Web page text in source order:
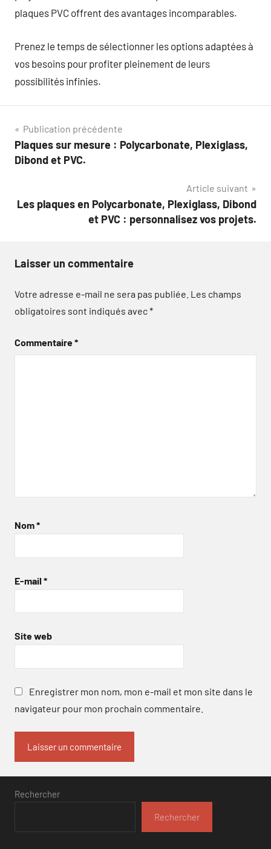
plaques PVC offrent des avantages incomparables.
Prenez le temps de sélectionner les options adaptées à
vos besoins pour profiter pleinement de leurs
possibilités infinies.
Navigation
de
Publication précédente
Plaques sur mesure : Polycarbonate, Plexiglass,
Dibond et PVC.
Article suivant
Les plaques en Polycarbonate, Plexiglass, Dibond
et PVC : personnalisez vos projets.
Laisser un commentaire
Votre adresse e-mail ne sera pas publiée. Les champs
obligatoires sont indiqués avec*
Commentaire*
Nom*
E-mail *
Site web
Enregistrer mon nom, mon e-mail et mon site dans le
navigateur pour mon prochain commentaire.
Rechercher
Rechercher